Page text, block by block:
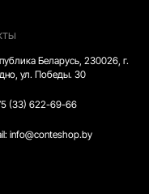
Беларусь, 230026, г.
ул. Победы. 30
(33) 622-69-66
info@conteshop.by